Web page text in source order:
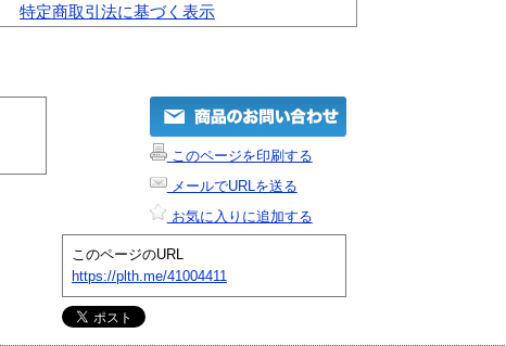
特定商取引法に基づく表示
このページを印刷する
メールでURLを送る
お気に入りに追加する
このページのURL
https://plth.me/41004411